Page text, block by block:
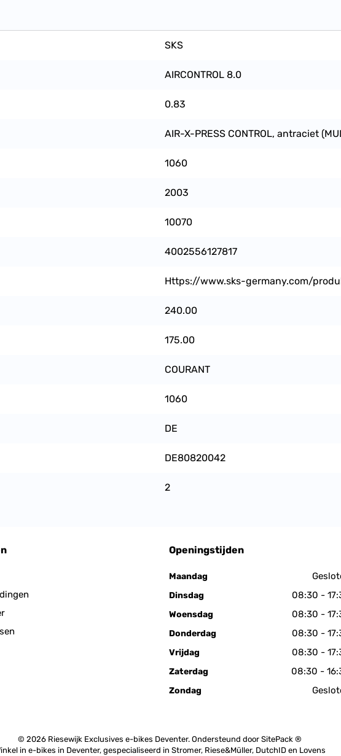
SKS
AIRCONTROL 8.0
0.83
AIR-X-PRESS CONTROL, antraciet
1060
2003
10070
4002556127817
Https://www.sks-germany.com/
240.00
175.00
COURANT
1060
DE
DE80820042
2
Openingstijden
Maandag
Dinsdag 08:30 -
Woensdag 08:30 -
Donderdag 08:30 -
Vrijdag 08:30 -
Zaterdag 08:30 -
Zondag
© 2026 Riesewijk Exclusives e-bikes Deventer. Ondersteund door SitePack ®
in e-bikes in Deventer, gespecialiseerd in Stromer, Riese&Müller, DutchID en Lovens